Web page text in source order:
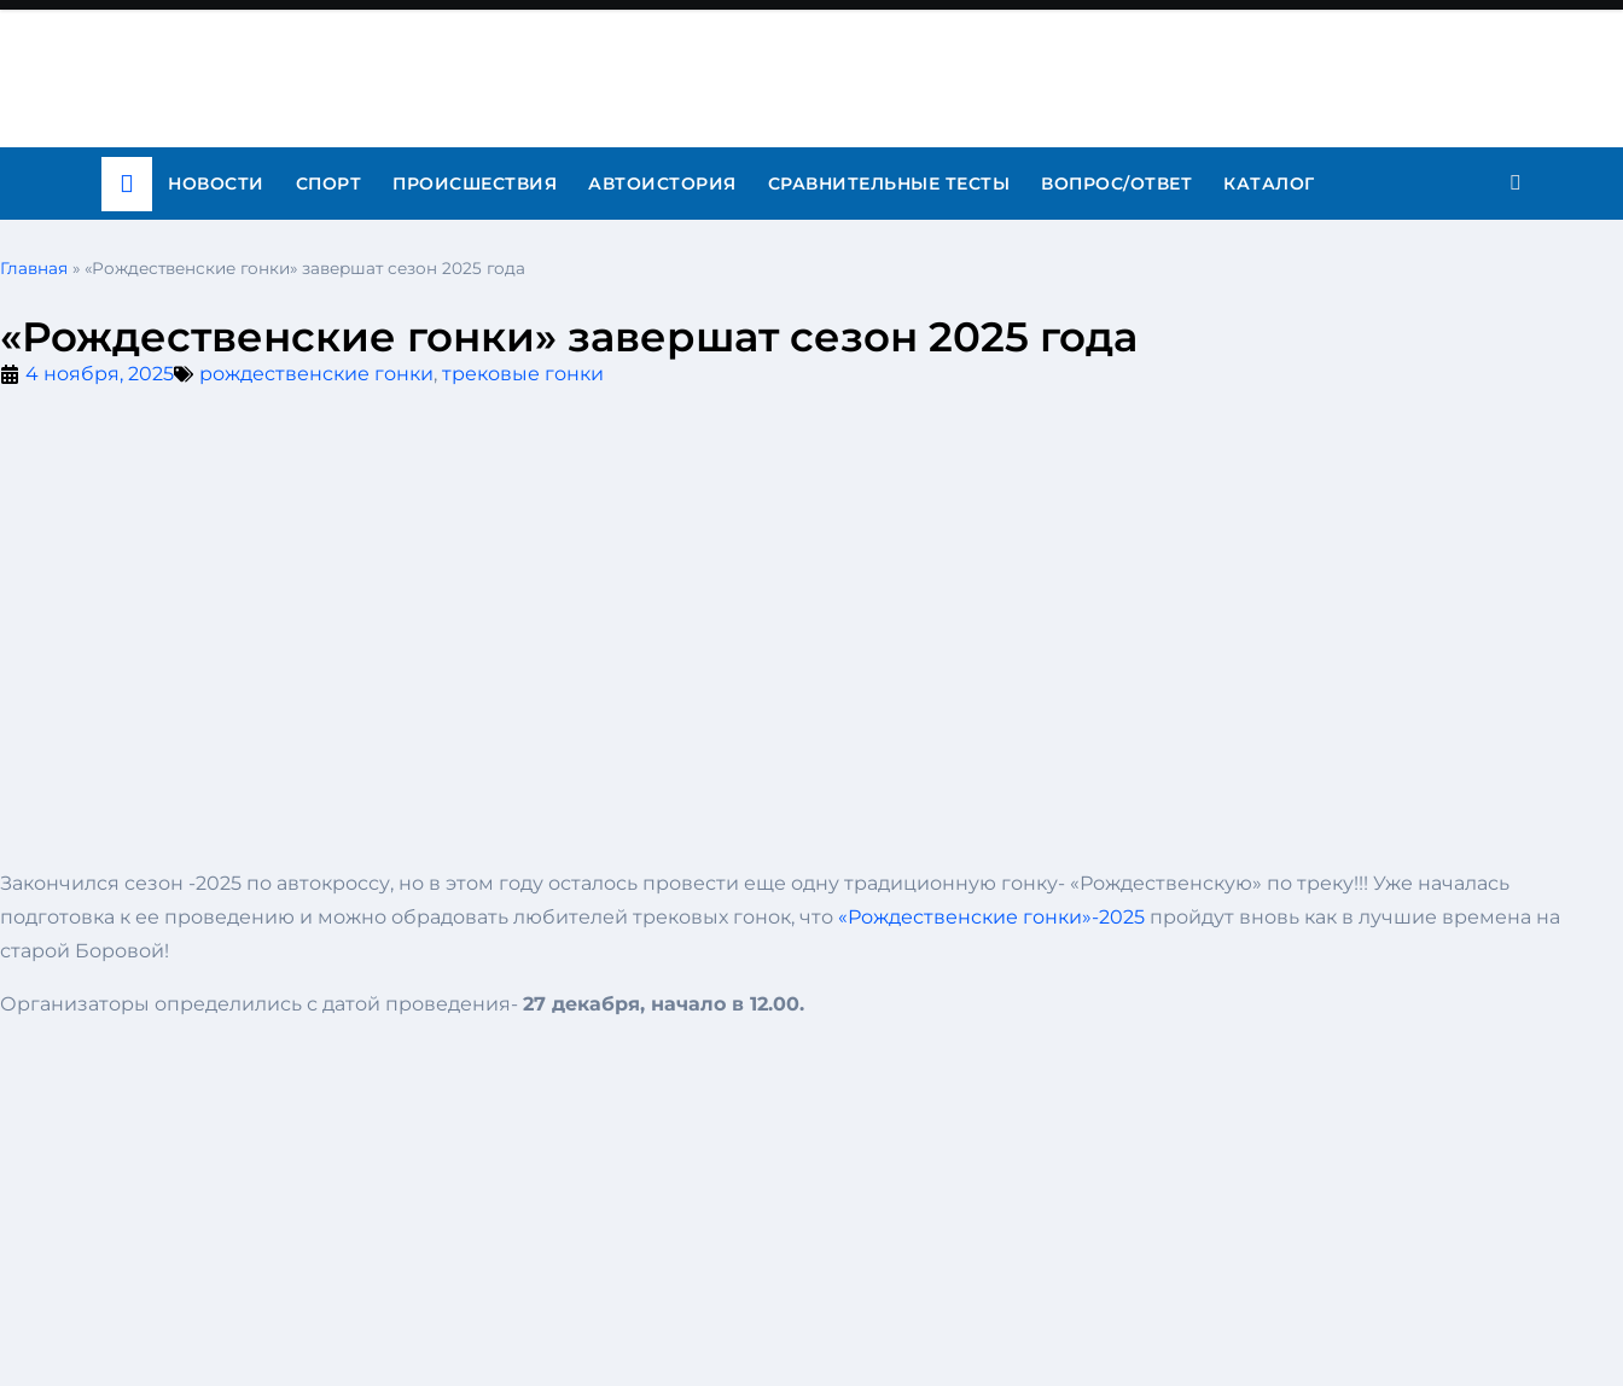
НОВОСТИ СПОРТ ПРОИСШЕСТВИЯ АВТОИСТОРИЯ СРАВНИТЕЛЬНЫЕ ТЕСТЫ ВОПРОС/ОТВЕТ КАТАЛОГ
Главная » «Рождественские гонки» завершат сезон 2025 года
«Рождественские гонки» завершат сезон 2025 года
4 ноября, 2025 рождественские гонки, трековые гонки
Закончился сезон -2025 по автокроссу, но в этом году осталось провести еще одну традиционную гонку- «Рождественскую» по треку!!! Уже началась
подготовка к ее проведению и можно обрадовать любителей трековых гонок, что «Рождественские гонки»-2025 пройдут вновь как в лучшие времена на
старой Боровой!
Организаторы определились с датой проведения- 27 декабря, начало в 12.00.